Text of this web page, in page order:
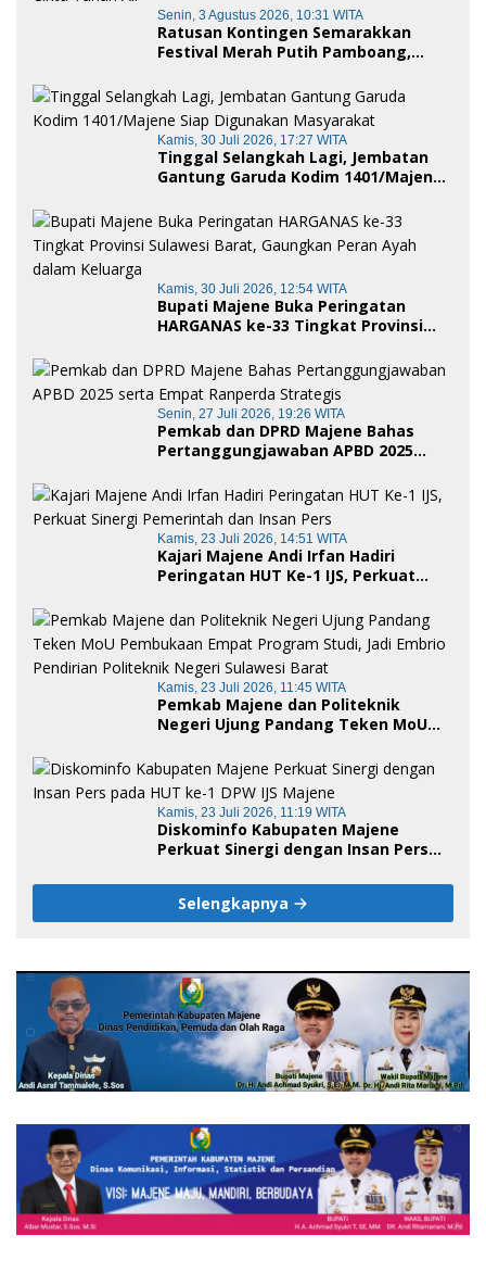
Senin, 3 Agustus 2026, 10:31 WITA
Ratusan Kontingen Semarakkan
Festival Merah Putih Pamboang,
Royong dan Cinta Tanah Air
Kamis, 30 Juli 2026, 17:27 WITA
Tinggal Selangkah Lagi, Jembatan
Gantung Garuda Kodim 1401/Majene
Kamis, 30 Juli 2026, 12:54 WITA
Bupati Majene Buka Peringatan
HARGANAS ke-33 Tingkat Provinsi
Ayah dalam Keluarga
Senin, 27 Juli 2026, 19:26 WITA
Pemkab dan DPRD Majene Bahas
Pertanggungjawaban APBD 2025
Kamis, 23 Juli 2026, 14:51 WITA
Kajari Majene Andi Irfan Hadiri
Peringatan HUT Ke-1 IJS, Perkuat
Kamis, 23 Juli 2026, 11:45 WITA
Pemkab Majene dan Politeknik
Negeri Ujung Pandang Teken MoU
Jadi Embrio Pendirian Politeknik
Negeri Sulawesi Barat
Kamis, 23 Juli 2026, 11:19 WITA
Diskominfo Kabupaten Majene
Perkuat Sinergi dengan Insan Pers
Selengkapnya